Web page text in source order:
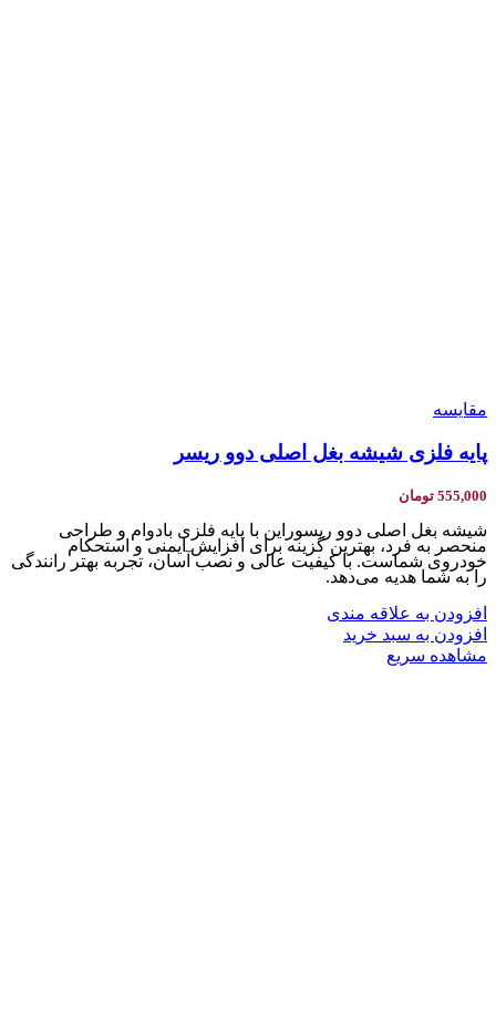
مقایسه
پایه فلزی شیشه بغل اصلی دوو ریسر
555,000 تومان
شیشه بغل اصلی دوو ریسوراین با پایه فلزی بادوام و طراحی
منحصر به فرد، بهترین گزینه برای افزایش ایمنی و استحکام
خودروی شماست. با کیفیت عالی و نصب آسان، تجربه بهتر رانندگی
را به شما هدیه می‌دهد.
افزودن به علاقه مندی
افزودن به سبد خرید
مشاهده سریع